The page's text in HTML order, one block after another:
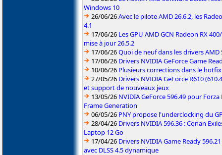
Windows 10
26/06/26Avec le pilote AMD 26.6.2, les
4.1
17/06/26 Les GPU AMD GCN Radeon RX
mise à jour 26.5.2
17/06/26Quoi de neuf dans les drivers AMD
17/06/26 Drivers NVIDIA GeForce Game
10/06/26 Plusieurs corrections dans le hotfix
27/05/26 Drivers NVIDIA GeForce R610
et support de nouveaux jeux
13/05/26 NVIDIA GeForce 596.49 pour
Frame Generation
06/05/26 PNY propose l'underclocking du
28/04/26 Drivers NVIDIA 596.36 : Conan
Laptop 12 Go
17/04/26 Drivers NVIDIA Game Ready
avec DLSS 4.5 dynamique